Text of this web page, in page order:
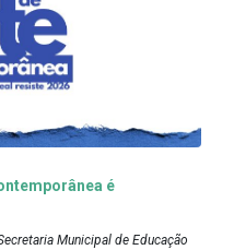
é
Municipal de Educação